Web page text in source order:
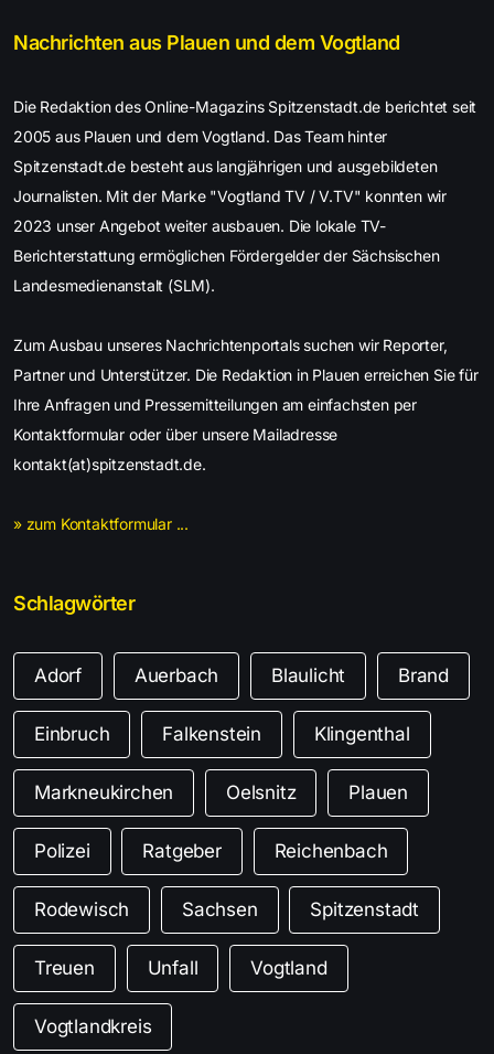
Nachrichten aus Plauen und dem Vogtland
Die Redaktion des Online-Magazins Spitzenstadt.de berichtet seit
2005 aus Plauen und dem Vogtland. Das Team hinter
Spitzenstadt.de besteht aus langjährigen und ausgebildeten
Journalisten. Mit der Marke "Vogtland TV / V.TV" konnten wir
2023 unser Angebot weiter ausbauen. Die lokale TV-
Berichterstattung ermöglichen Fördergelder der Sächsischen
Landesmedienanstalt (SLM).
Zum Ausbau unseres Nachrichtenportals suchen wir Reporter,
Partner und Unterstützer. Die Redaktion in Plauen erreichen Sie für
Ihre Anfragen und Pressemitteilungen am einfachsten per
Kontaktformular oder über unsere Mailadresse
kontakt(at)spitzenstadt.de.
» zum Kontaktformular ...
Schlagwörter
Adorf Auerbach Blaulicht Brand
Einbruch Falkenstein Klingenthal
Markneukirchen Oelsnitz Plauen
Polizei Ratgeber Reichenbach
Rodewisch Sachsen Spitzenstadt
Treuen Unfall Vogtland
Vogtlandkreis